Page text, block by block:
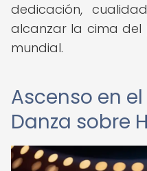
dedicación,
alcanzar la cima del
mundial.
Ascenso en
Danza sobre